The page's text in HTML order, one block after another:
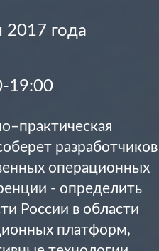
2017 года
19:00
разработчиков
операционных
- определить
России в области
платформ,